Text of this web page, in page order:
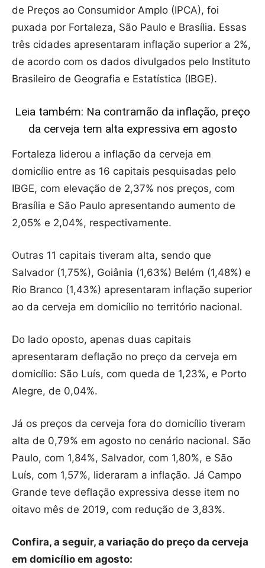
de Preços ao Consumidor Amplo (IPCA), foi
puxada por Fortaleza, São Paulo e Brasília. Essas
três cidades apresentaram inflação superior a 2%,
de acordo com os dados divulgados pelo Instituto
Brasileiro de Geografia e Estatística (IBGE).
Leia também: Na contramão da inflação, preço
da cerveja tem alta expressiva em agosto
Fortaleza liderou a inflação da cerveja em
domicílio entre as 16 capitais pesquisadas pelo
IBGE, com elevação de 2,37% nos preços, com
Brasília e São Paulo apresentando aumento de
2,05% e 2,04%, respectivamente.
Outras 11 capitais tiveram alta, sendo que
Salvador (1,75%), Goiânia (1,63%) Belém (1,48%) e
Rio Branco (1,43%) apresentaram inflação superior
ao da cerveja em domicílio no território nacional.
Do lado oposto, apenas duas capitais
apresentaram deflação no preço da cerveja em
domicílio: São Luís, com queda de 1,23%, e Porto
Alegre, de 0,04%.
Já os preços da cerveja fora do domicílio tiveram
alta de 0,79% em agosto no cenário nacional. São
Paulo, com 1,84%, Salvador, com 1,80%, e São
Luís, com 1,57%, lideraram a inflação. Já Campo
Grande teve deflação expressiva desse item no
oitavo mês de 2019, com redução de 3,83%.
Confira, a seguir, a variação do preço da cerveja
em domicílio em agosto: